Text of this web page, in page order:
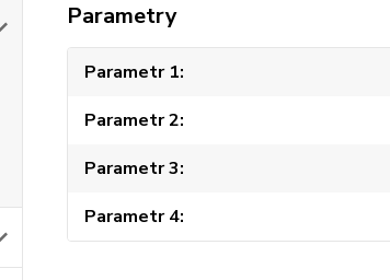
Parametry
Parametr 1
Parametr 2
Parametr 3
Parametr 4